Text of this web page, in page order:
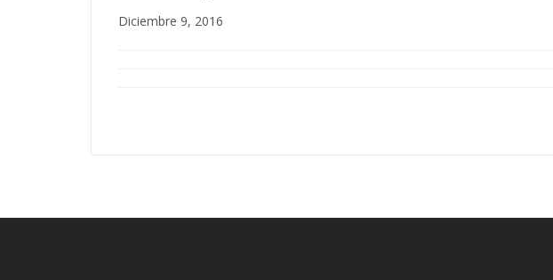
Diciembre 9, 2016